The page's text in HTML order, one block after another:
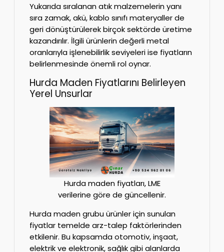
Yukarıda sıralanan atık malzemelerin yanı
sıra zamak, akü, kablo sınıfı materyaller de
geri dönüştürülerek birçok sektörde üretime
kazandırılır. İlgili ürünlerin değerli metal
oranlarıyla işlenebilirlik seviyeleri ise fiyatların
belirlenmesinde önemli rol oynar.
Hurda Maden Fiyatlarını Belirleyen
Yerel Unsurlar
Hurda maden fiyatları, LME
verilerine göre de güncellenir.
Hurda maden grubu ürünler için sunulan
fiyatlar temelde arz-talep faktörlerinden
etkilenir. Bu kapsamda otomotiv, inşaat,
elektrik ve elektronik, sağlık gibi alanlarda